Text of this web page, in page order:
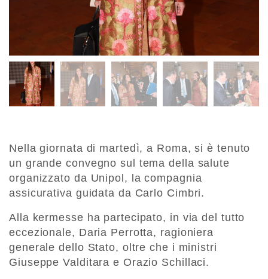
Nella giornata di martedì, a Roma, si è tenuto
un grande convegno sul tema della salute
organizzato da Unipol, la compagnia
assicurativa guidata da Carlo Cimbri.
Alla kermesse ha partecipato, in via del tutto
eccezionale, Daria Perrotta, ragioniera
generale dello Stato, oltre che i ministri
Giuseppe Valditara e Orazio Schillaci.